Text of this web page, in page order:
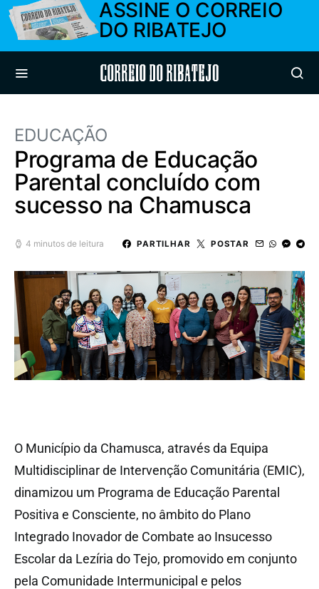
ASSINE O CORREIO
DO RIBATEJO
Correio do Ribatejo
EDUCAÇÃO
Programa de Educação
Parental concluído com
sucesso na Chamusca
4 minutos de leitura PARTILHAR POSTAR
O Município da Chamusca, através da Equipa
Multidisciplinar de Intervenção Comunitária (EMIC),
dinamizou um Programa de Educação Parental
Positiva e Consciente, no âmbito do Plano
Integrado Inovador de Combate ao Insucesso
Escolar da Lezíria do Tejo, promovido em conjunto
pela Comunidade Intermunicipal e pelos